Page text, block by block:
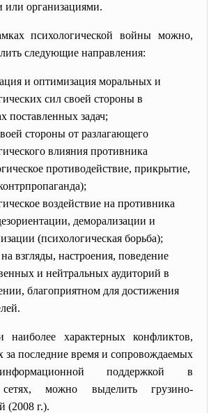
организациями.
психологической войны можно,
следующие направления:
и оптимизация моральных и
сил своей стороны в
поставленных задач;
стороны от разлагающего
влияния противника
противодействие, прикрытие,
воздействие на противника
деморализации и
(психологическая борьба);
взгляды, настроения, поведение
и нейтральных аудиторий в
благоприятном для достижения
наиболее характерных конфликтов,
последние время и сопровождаемых
поддержкой в
можно выделить грузино-
(2008 г.).